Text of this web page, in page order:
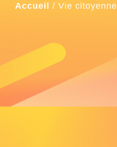
Accueil / Vie citoyenne